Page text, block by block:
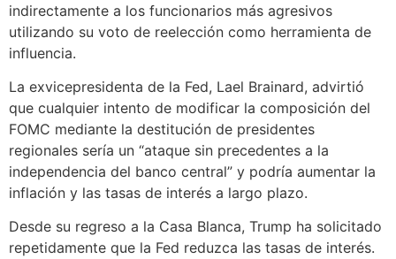
indirectamente a los funcionarios más agresivos
utilizando su voto de reelección como herramienta de
influencia.
La exvicepresidenta de la Fed, Lael Brainard, advirtió
que cualquier intento de modificar la composición del
FOMC mediante la destitución de presidentes
regionales sería un “ataque sin precedentes a la
independencia del banco central” y podría aumentar la
inflación y las tasas de interés a largo plazo.
Desde su regreso a la Casa Blanca, Trump ha solicitado
repetidamente que la Fed reduzca las tasas de interés.